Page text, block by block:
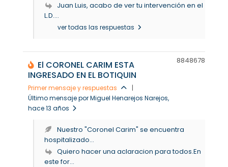
Juan Luis, acabo de ver tu intervención en el
L.D....
ver todas las respuestas
El CORONEL CARIM ESTA
INGRESADO EN EL BOTIQUIN
Primer mensaje y respuestas
|
Último mensaje por Miguel Henarejos Narejos,
hace 13 años
8848678
Nuestro "Coronel Carim" se encuentra
hospitalizado...
Quiero hacer una aclaracion para todos.En
este for...